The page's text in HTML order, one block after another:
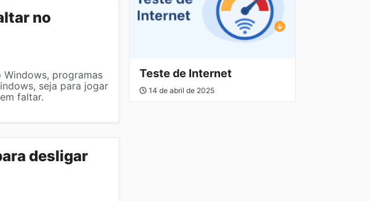
no
programas
seja para jogar
faltar.
desligar
Teste de Internet
14 de abril de 2025